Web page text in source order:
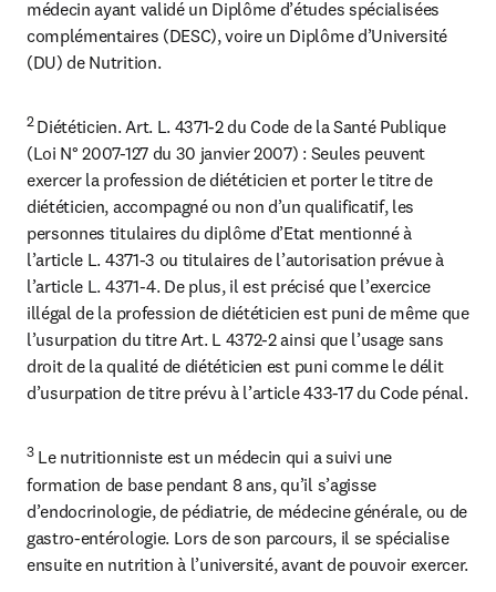
médecin ayant validé un Diplôme d’études spécialisées
complémentaires (DESC), voire un Diplôme d’Université
(DU) de Nutrition.
2 Diététicien. Art. L. 4371-2 du Code de la Santé Publique
(Loi N° 2007-127 du 30 janvier 2007) : Seules peuvent
exercer la profession de diététicien et porter le titre de
diététicien, accompagné ou non d’un qualificatif, les
personnes titulaires du diplôme d’Etat mentionné à
l’article L. 4371-3 ou titulaires de l’autorisation prévue à
l’article L. 4371-4. De plus, il est précisé que l’exercice
illégal de la profession de diététicien est puni de même que
l’usurpation du titre Art. L 4372-2 ainsi que l’usage sans
droit de la qualité de diététicien est puni comme le délit
d’usurpation de titre prévu à l’article 433-17 du Code pénal.
3 Le nutritionniste est un médecin qui a suivi une
formation de base pendant 8 ans, qu’il s’agisse
d’endocrinologie, de pédiatrie, de médecine générale, ou de
gastro-entérologie. Lors de son parcours, il se spécialise
ensuite en nutrition à l’université, avant de pouvoir exercer.